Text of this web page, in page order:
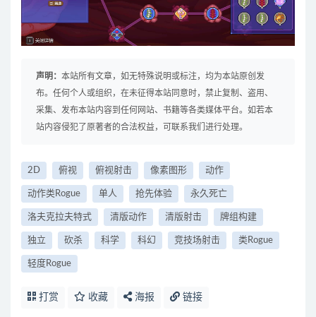
声明： 本站所有文章，如无特殊说明或标注，均为本站原创发
布。任何个人或组织，在未征得本站同意时，禁止复制、盗用、
采集、发布本站内容到任何网站、书籍等各类媒体平台。如若本
站内容侵犯了原著者的合法权益，可联系我们进行处理。
2D 俯视 俯视射击 像素图形 动作
动作类Rogue 单人 抢先体验 永久死亡
洛夫克拉夫特式 清版动作 清版射击 牌组构建
独立 砍杀 科学 科幻 竞技场射击 类Rogue
轻度Rogue
打赏 收藏 海报 链接